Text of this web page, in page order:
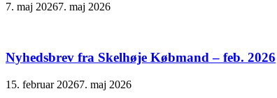
7. maj 20267. maj 2026
Nyhedsbrev fra Skelhøje Købmand – feb. 2026
15. februar 20267. maj 2026